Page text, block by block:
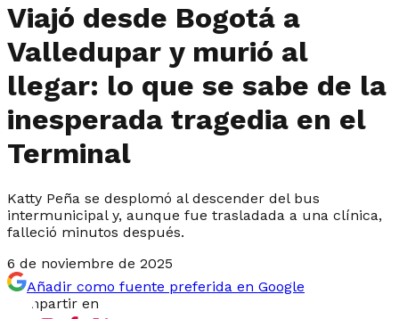
Viajó desde Bogotá a
Valledupar y murió al
llegar: lo que se sabe de la
inesperada tragedia en el
Terminal
Katty Peña se desplomó al descender del bus
intermunicipal y, aunque fue trasladada a una clínica,
falleció minutos después.
6 de noviembre de 2025
Añadir como fuente preferida en Google
Compartir en